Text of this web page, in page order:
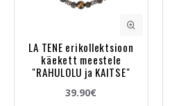
LA TENE erikollektsioon
käekett meestele
"RAHULOLU ja KAITSE"
39.90€